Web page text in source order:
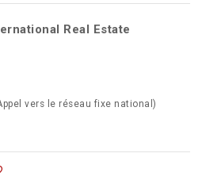
Real Estate
vers le réseau fixe national)